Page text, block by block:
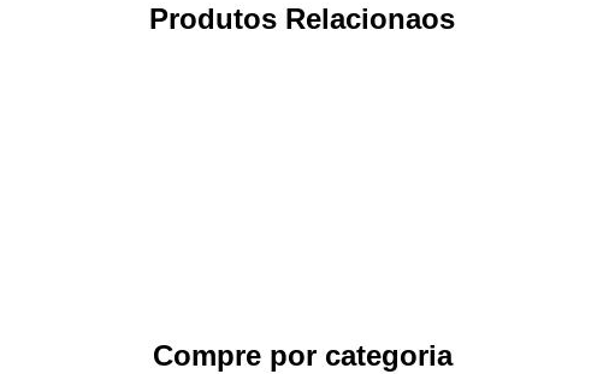
Produtos Relacionaos
Compre por categoria